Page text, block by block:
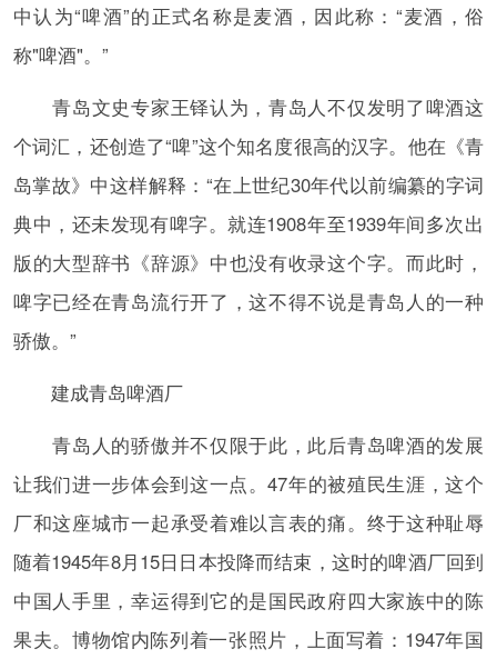
中认为“啤酒”的正式名称是麦酒，因此称：“麦酒，俗
称"啤酒"。”
青岛文史专家王铎认为，青岛人不仅发明了啤酒这
个词汇，还创造了“啤”这个知名度很高的汉字。他在《青
岛掌故》中这样解释：“在上世纪30年代以前编纂的字词
典中，还未发现有啤字。就连1908年至1939年间多次出
版的大型辞书《辞源》中也没有收录这个字。而此时，
啤字已经在青岛流行开了，这不得不说是青岛人的一种
骄傲。”
建成青岛啤酒厂
青岛人的骄傲并不仅限于此，此后青岛啤酒的发展
让我们进一步体会到这一点。47年的被殖民生涯，这个
厂和这座城市一起承受着难以言表的痛。终于这种耻辱
随着1945年8月15日日本投降而结束，这时的啤酒厂回到
中国人手里，幸运得到它的是国民政府四大家族中的陈
果夫。博物馆内陈列着一张照片，上面写着：1947年国